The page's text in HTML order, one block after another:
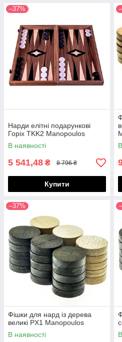
–37%
Нарди елітні подарункові
Горіх TKK2 Manopoulos
В наявності
5 541,48 ₴ 8 796 ₴
Купити
–37%
Фішки для нард із дерева
великі PX1 Manopoulos
В наявності